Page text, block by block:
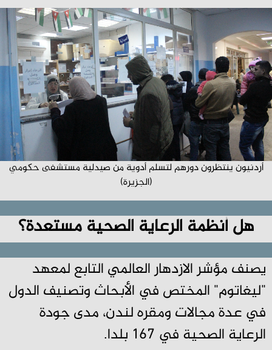
أردنيون ينتظرون دورهم لتسلم أدوية من صيدلية مستشفى حكومي
(الجزيرة)
هل أنظمة الرعاية الصحية مستعدة؟
يصنف مؤشر الازدهار العالمي التابع لمعهد
"ليغاتوم" المختص في الأبحاث وتصنيف الدول
في عدة مجالات ومقره لندن، مدى جودة
الرعاية الصحية في 167 بلدا.